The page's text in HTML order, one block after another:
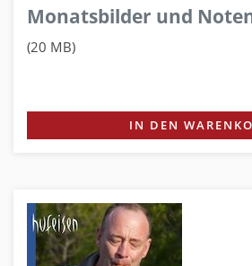
Monatsbilder und
(20 MB)
IN DEN